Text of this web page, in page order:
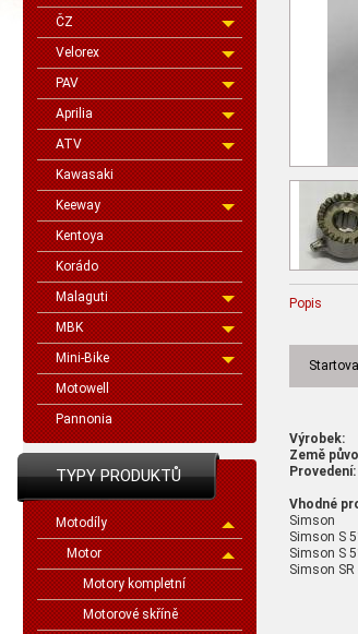
ČZ
Velorex
PAV
Aprilia
ATV
Kawasaki
Keeway
Kentoya
Korádo
Malaguti
MBK
Mini-Bike
Motowell
Pannonia
TYPY PRODUKTŮ
Motodíly
Motor
Motory kompletní
Motorové skříně
Popis
Výrobek:
Země
Provedení:
Vhodné
Simson
Simson S
Simson S
Simson